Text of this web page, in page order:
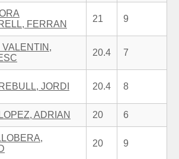
FERRAN
21 9
VALENTIN,
20.4 7
JORDI 20.4 8
ADRIAN 20 6
20 9